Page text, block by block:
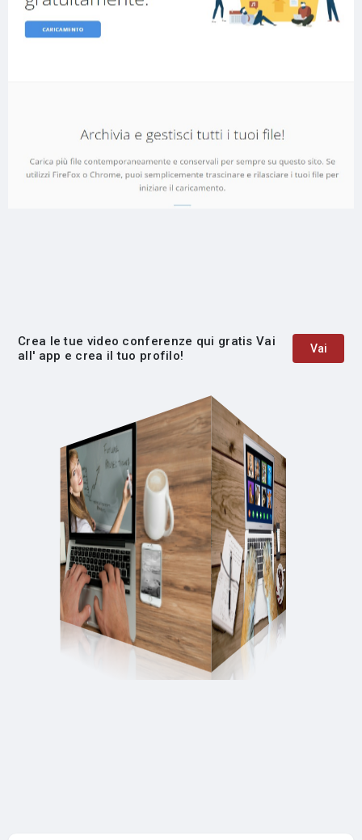
Crea le tue video conferenze qui gratis Vai
all' app e crea il tuo profilo!
Vai